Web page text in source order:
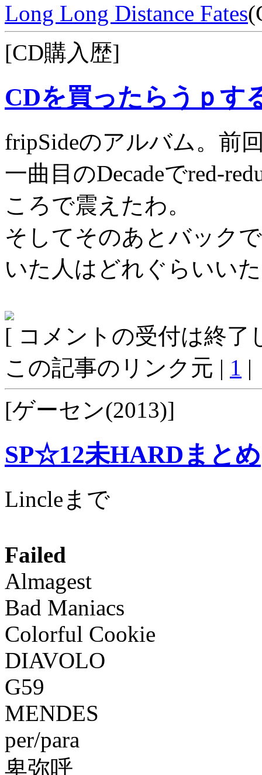
Long Long Distance Fates
[CD購入歴]
CDを買ったらうｐす
fripSideのアルバム。前
一曲目のDecadeでred-
ころで震えたわ。
そしてそのあとバック
いた人はどれぐらいい
[ コメントの受付は終了
この記事のリンク元 | 1 |
[ゲーセン(2013)]
SP☆12未HARDまとめ
Lincleまで
Failed
Almagest
Bad Maniacs
Colorful Cookie
DIAVOLO
G59
MENDES
per/para
卑弥呼